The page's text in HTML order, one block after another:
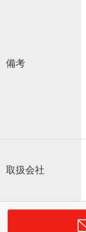
備考
取扱会社